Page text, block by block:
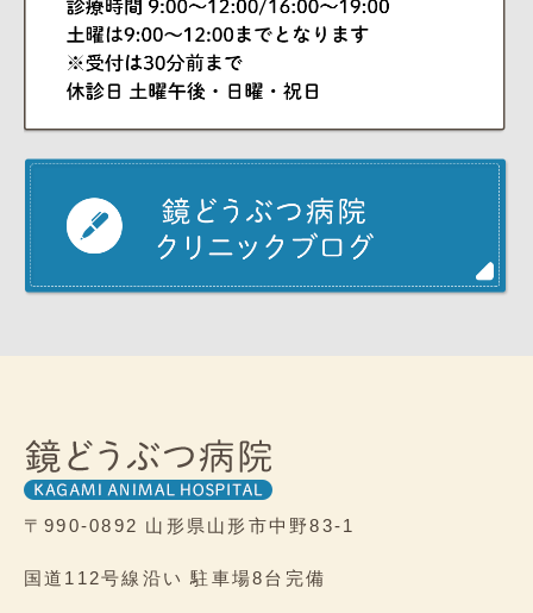
〒990-0892 山形県山形市中野83-1
国道112号線沿い 駐車場8台完備